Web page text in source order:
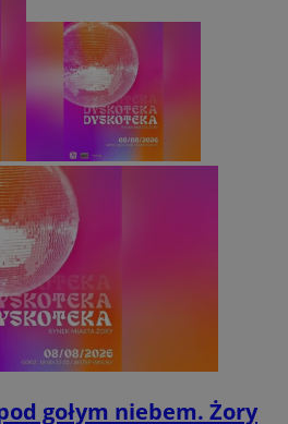
gołym niebem. Żory